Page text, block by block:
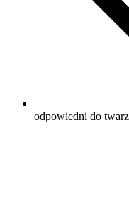
odpowiedni do